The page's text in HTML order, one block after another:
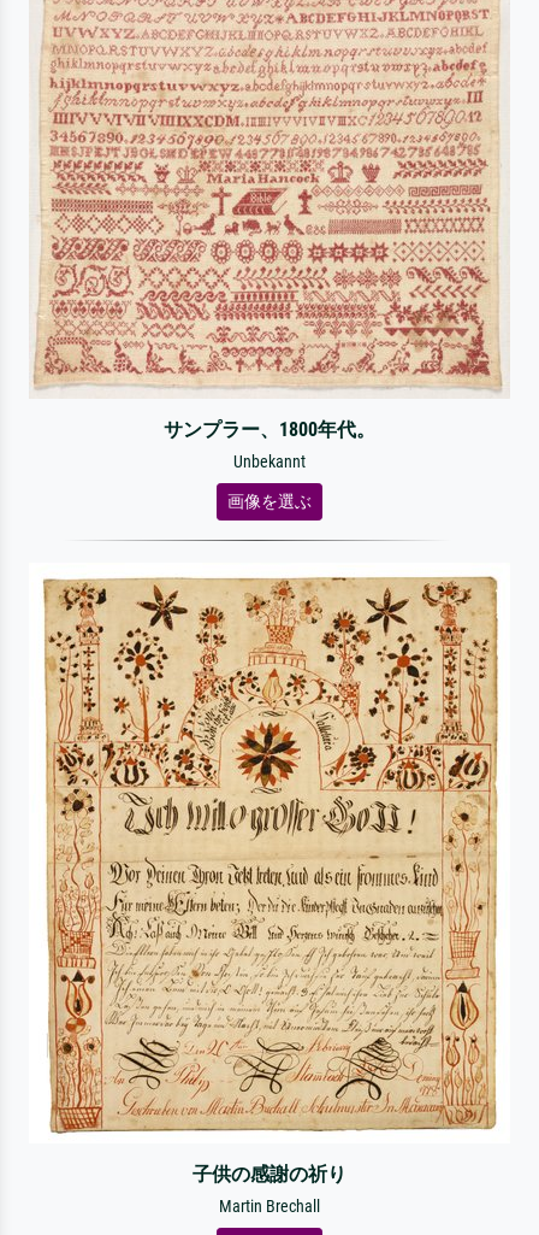
サンプラー、1800年代。
Unbekannt
画像を選ぶ
子供の感謝の祈り
Martin Brechall